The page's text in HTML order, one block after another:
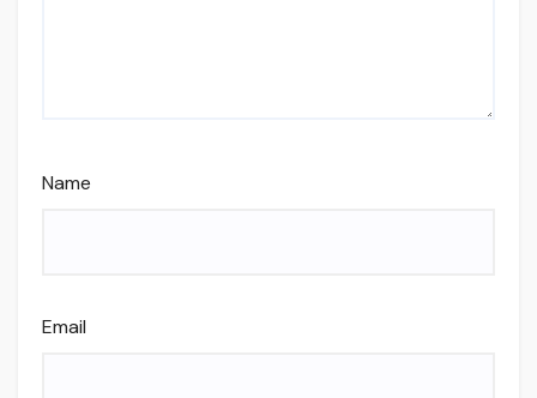
Name
Email